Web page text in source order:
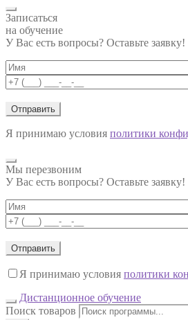
Записаться
на обучение
У Вас есть вопросы? Оставьте заявку!
Я принимаю условия политики
Мы перезвоним
У Вас есть вопросы? Оставьте заявку!
Я принимаю условия политики
Дистанционное обучение
Поиск товаров